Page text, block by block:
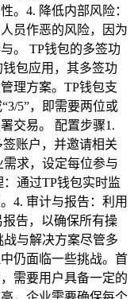
。4. 降低内部风险：
员作恶的风险，因为
。 TP钱包的多签功
包应用，其多签功
理方案。TP钱包支
5”，即需要两位或
交易。 配置步骤1.
账户，并邀请相关
求，设定每位参与
通过TP钱包实时监
4. 审计与报告：利用
告，以确保所有操
与解决方案尽管多
仍面临一些挑战。首
需要用户具备一定的